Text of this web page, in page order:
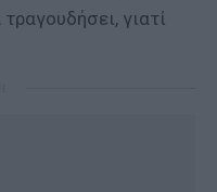
γιατί